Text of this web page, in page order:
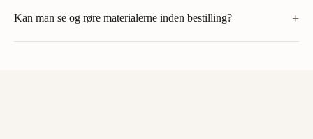
Kan man se og røre materialerne inden bestilling? +